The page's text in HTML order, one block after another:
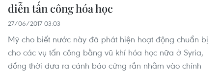
diễn tấn công hóa học
27/06/2017 03:03
Mỹ cho biết nước này đã phát hiện hoạt động chuẩn bị
cho các vụ tấn công bằng vũ khí hóa học nữa ở Syria,
đồng thời đưa ra cảnh báo cứng rắn nhằm vào chính